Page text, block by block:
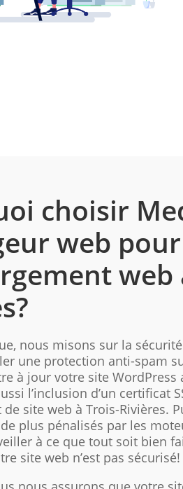
choisir
web
web
nous misons sur la
une protection anti-spam
à jour votre site WordPress
l’inclusion d’un certificat
de site web à Trois-Rivières.
plus pénalisés par les
à ce que tout soit bien
site web n’est pas sécurisé!